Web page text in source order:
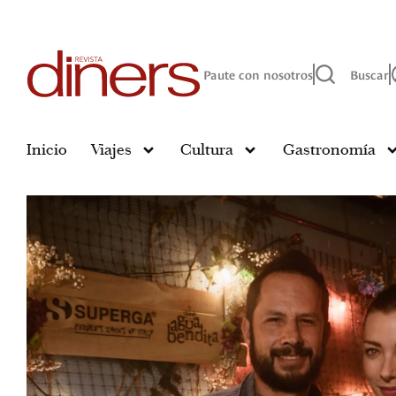
Paute con nosotros Buscar
Inicio Viajes Cultura Gastronomía